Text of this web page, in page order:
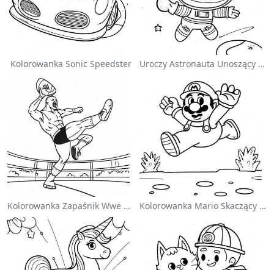
Kolorowanka Sonic Speedster Uroczy Astronauta Unoszący Się W Kosmosie - Kolorowanka
Kolorowanka Zapaśnik Wwe Skaczący Na Przeciwnika Kolorowanka Mario Skaczący Nad Goombami